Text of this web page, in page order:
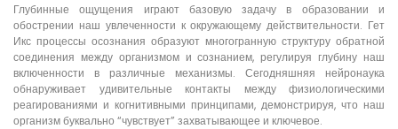
Глубинные ощущения играют базовую задачу в образовании и
обострении наш увлеченности к окружающему действительности. Гет
Икс процессы осознания образуют многогранную структуру обратной
соединения между организмом и сознанием, регулируя глубину наш
включенности в различные механизмы. Сегодняшняя нейронаука
обнаруживает удивительные контакты между физиологическими
реагированиями и когнитивными принципами, демонстрируя, что наш
организм буквально “чувствует” захватывающее и ключевое.